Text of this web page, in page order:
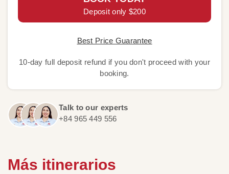
Deposit only $200
Best Price Guarantee
10-day full deposit refund if you don't proceed with your
booking.
Talk to our experts
+84 965 449 556
Más itinerarios